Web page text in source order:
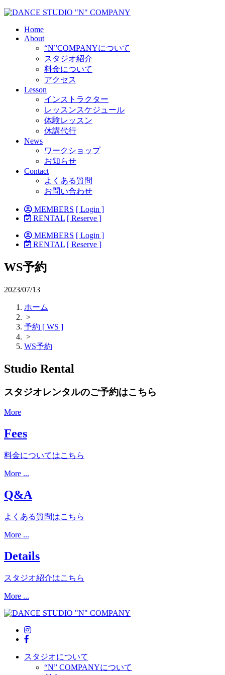
Home
About
“N”COMPANYについて
スタジオ紹介
料金について
アクセス
Lesson
インストラクター
レッスンスケジュール
体験レッスン
休講代行
News
ワークショップ
お知らせ
Contact
よくある質問
お問い合わせ
MEMBERS [ Login ]
RENTAL [ Reserve ]
MEMBERS [ Login ]
RENTAL [ Reserve ]
WS予約
2023/07/13
ホーム
>
予約 [ WS ]
>
WS予約
Studio Rental
スタジオレンタルのご予約はこちら
More
Fees
料金についてはこちら
More ...
Q&A
よくある質問はこちら
More ...
Details
スタジオ紹介はこちら
More ...
スタジオについて
“N” COMPANYについて